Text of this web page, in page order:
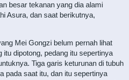
besar tekanan yang dia alami
Asura, dan saat berikutnya,
Mei Gongzi belum pernah lihat
dipotong, pedang itu sepertinya
Tiga garis keturunan di tubuh
pada saat itu, dan itu sepertinya